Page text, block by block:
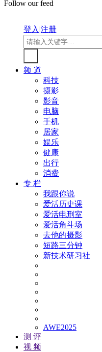
Follow our feed
登入|注册
频 道
科技
摄影
影音
电脑
手机
居家
娱乐
健康
出行
消费
专 栏
我跟你说
爱活历史课
爱活电刑室
爱活角斗场
去他的摄影
短路三分钟
新技术研习社
AWE2025
测 评
视 频